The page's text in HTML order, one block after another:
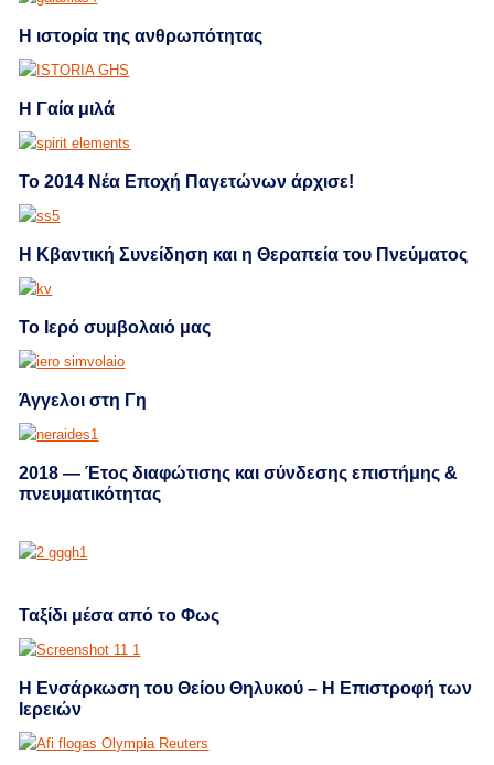
Η ιστορία της ανθρωπότητας
Η Γαία μιλά
Το 2014 Νέα Εποχή Παγετώνων άρχισε!
Η Κβαντική Συνείδηση και η Θεραπεία του Πνεύματος
Το Ιερό συμβολαιό μας
Άγγελοι στη Γη
2018 — Έτος διαφώτισης και σύνδεσης επιστήμης &
πνευματικότητας
Ταξίδι μέσα από το Φως
Η Ενσάρκωση του Θείου Θηλυκού – Η Επιστροφή των
Ιερειών